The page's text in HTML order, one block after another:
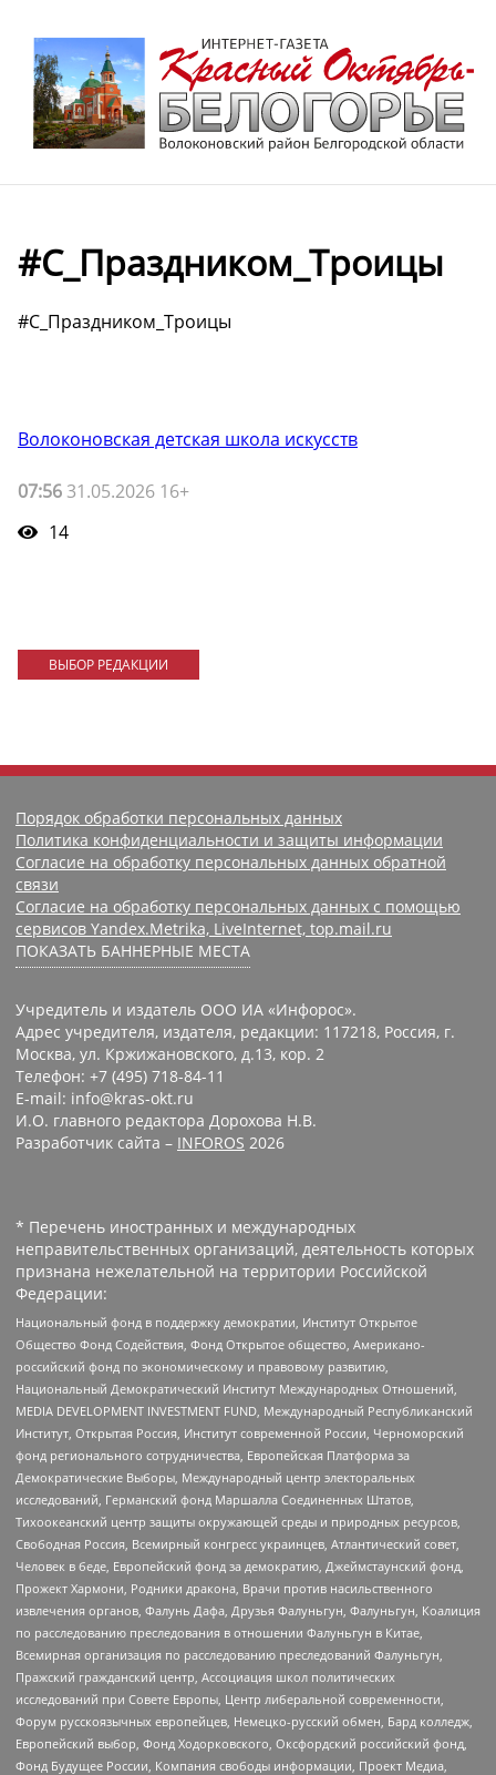
#С_Праздником_Троицы
#С_Праздником_Троицы
Волоконовская детская школа искусств
07:56 31.05.2026 16+
14
ВЫБОР РЕДАКЦИИ
Порядок обработки персональных данных
Политика конфиденциальности и защиты информации
Согласие на обработку персональных данных обратной
связи
Согласие на обработку персональных данных с помощью
сервисов Yandex.Metrika, LiveInternet, top.mail.ru
ПОКАЗАТЬ БАННЕРНЫЕ МЕСТА
Учредитель и издатель ООО ИА «Инфорос».
Адрес учредителя, издателя, редакции: 117218, Россия, г.
Москва, ул. Кржижановского, д.13, кор. 2
Телефон: +7 (495) 718-84-11
E-mail: info@kras-okt.ru
И.О. главного редактора Дорохова Н.В.
Разработчик сайта – INFOROS 2026
* Перечень иностранных и международных
неправительственных организаций, деятельность которых
признана нежелательной на территории Российской
Федерации:
Национальный фонд в поддержку демократии, Институт Открытое
Общество Фонд Содействия, Фонд Открытое общество, Американо-
российский фонд по экономическому и правовому развитию,
Национальный Демократический Институт Международных Отношений,
MEDIA DEVELOPMENT INVESTMENT FUND, Международный Республиканский
Институт, Открытая Россия, Институт современной России, Черноморский
фонд регионального сотрудничества, Европейская Платформа за
Демократические Выборы, Международный центр электоральных
исследований, Германский фонд Маршалла Соединенных Штатов,
Тихоокеанский центр защиты окружающей среды и природных ресурсов,
Свободная Россия, Всемирный конгресс украинцев, Атлантический совет,
Человек в беде, Европейский фонд за демократию, Джеймстаунский фонд,
Прожект Хармони, Родники дракона, Врачи против насильственного
извлечения органов, Фалунь Дафа, Друзья Фалуньгун, Фалуньгун, Коалиция
по расследованию преследования в отношении Фалуньгун в Китае,
Всемирная организация по расследованию преследований Фалуньгун,
Пражский гражданский центр, Ассоциация школ политических
исследований при Совете Европы, Центр либеральной современности,
Форум русскоязычных европейцев, Немецко-русский обмен, Бард колледж,
Европейский выбор, Фонд Ходорковского, Оксфордский российский фонд,
Фонд Будущее России, Компания свободы информации, Проект Медиа,